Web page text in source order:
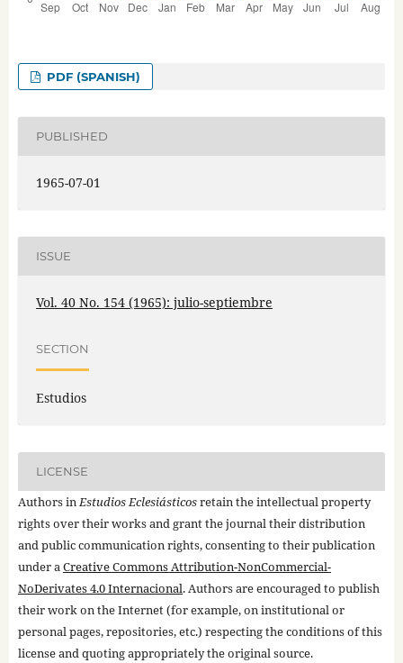
PDF (SPANISH)
PUBLISHED
1965-07-01
ISSUE
Vol. 40 No. 154 (1965): julio-septiembre
SECTION
Estudios
LICENSE
Authors inEstudios Eclesiásticosretain the intellectual property
rights over their works and grant the journal their distribution
and public communication rights, consenting to their publication
under aCreative Commons Attribution-NonCommercial-
NoDerivates 4.0 Internacional. Authors are encouraged to publish
their work on the Internet (for example, on institutional or
personal pages, repositories, etc.) respecting the conditions of this
license and quoting appropriately the original source.